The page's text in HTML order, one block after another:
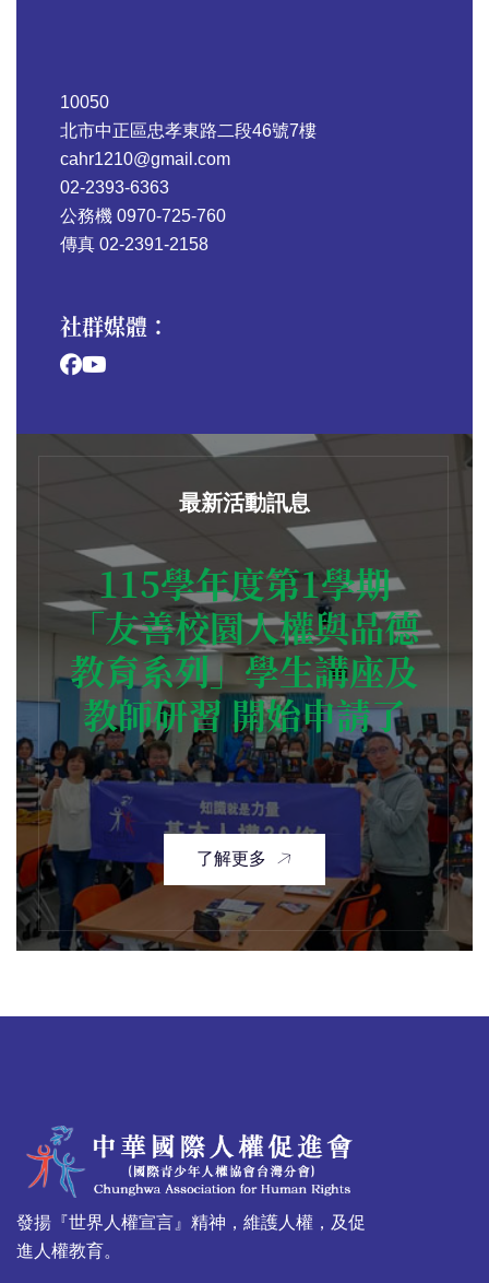
10050
北市中正區忠孝東路二段46號7樓
cahr1210@gmail.com
02-2393-6363
公務機 0970-725-760
傳真 02-2391-2158
社群媒體：
最新活動訊息
115學年度第1學期
「友善校園人權與品德
教育系列」學生講座及
教師研習 開始申請了
了解更多
發揚『世界人權宣言』精神，維護人權，及促
進人權教育。